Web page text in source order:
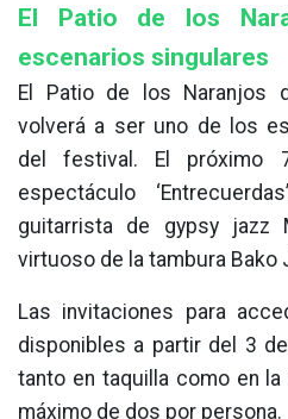
El Patio de los
escenarios singulares
El Patio de los Naranjos
volverá a ser uno de los
del festival. El próximo
espectáculo
guitarrista de gypsy jazz
virtuoso de la tambura Bako
Las invitaciones para
disponibles a partir del 3
tanto en taquilla como en
máximo de dos por persona.